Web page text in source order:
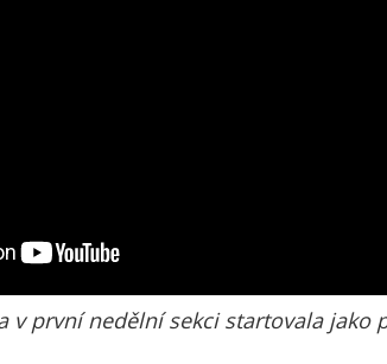
v první nedělní sekci startovala jako